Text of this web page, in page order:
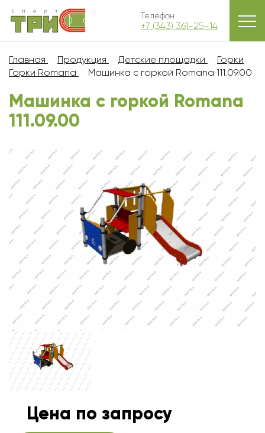
Телефон
+7 (343) 361-25-14
Главная Продукция Детские площадки
Горки
Горки Romana
Машинка с горкой Romana 111.09.00
Машинка с горкой Romana
111.09.00
Цена по запросу